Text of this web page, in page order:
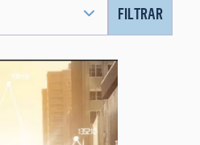
FILTRAR